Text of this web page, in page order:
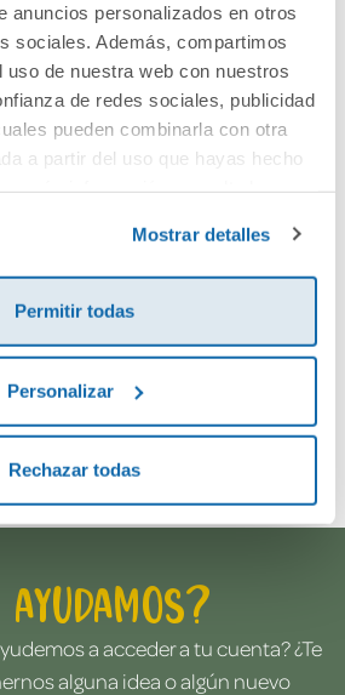
anuncios personalizados en otros
sociales. Además, compartimos
uso de nuestra web con nuestros
de redes sociales, publicidad
pueden combinarla con otra
a partir del uso que hayas hecho
Mostrar detalles
Permitir todas
Personalizar
Rechazar todas
tu opinión
en valorar este producto!
ayudamos?
a acceder a tu cuenta? ¿Te
alguna idea o algún nuevo